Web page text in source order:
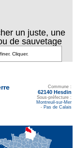
un juste, une
de sauvetage
Commune :
62140 Hesdin
Sous-préfecture :
Montreuil-sur-Mer
- Pas de Calais